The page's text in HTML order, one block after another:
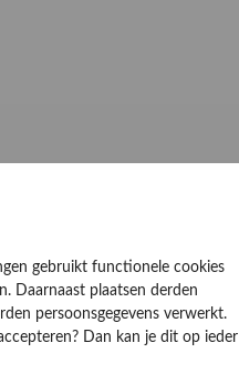
gebruikt functionele cookies
Daarnaast plaatsen derden
persoonsgegevens verwerkt.
Dan kan je dit op ieder